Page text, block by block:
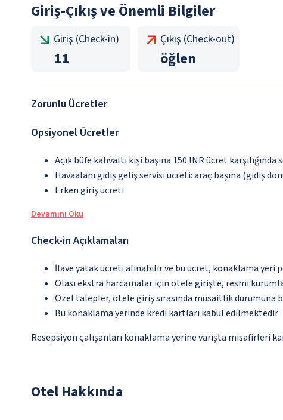
Giriş-Çıkış ve Önemli Bilgiler
Giriş (Check-in)
11
Çıkış (Check-out)
öğlen
Zorunlu Ücretler
Opsiyonel Ücretler
Açık büfe kahvaltı kişi başına 150 INR ücret
Havaalanı gidiş geliş servisi ücreti: araç başına (gidiş
Erken giriş ücreti
Devamını Oku
Check-in Açıklamaları
İlave yatak ücreti alınabilir ve bu ücret, konaklama
Olası ekstra harcamalar için otele girişte, resmi
Özel talepler, otele giriş sırasında müsaitlik
Bu konaklama yerinde kredi kartları kabul edilmektedir
Resepsiyon çalışanları konaklama yerine varışta misafirleri
Otel Hakkında